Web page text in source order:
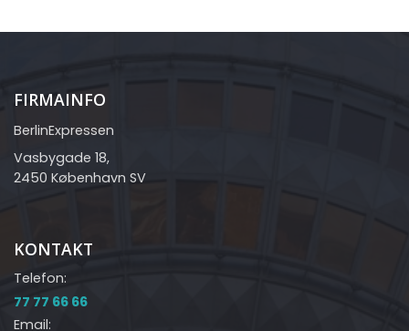
FIRMAINFO
BerlinExpressen
Vasbygade 18,
2450 København SV
KONTAKT
Telefon:
77 77 66 66
Email: